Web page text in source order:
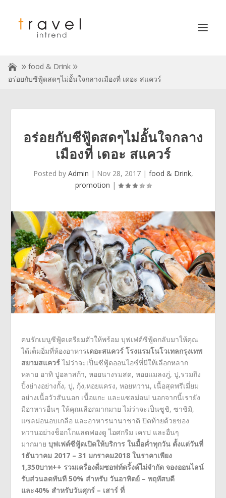
food & Drink
อร่อยกับซีฟู้ดสดๆไม่อั้นใจกลางเมืองที่ เดอะ สแควร์
อร่อยกับซีฟู้ดสดๆไม่อั้นใจกลาง
เมืองที่ เดอะ สแควร์
Posted by Admin | Nov 28, 2017| food & Drink,
promotion |
คนรักเมนูซีฟู้ดเตรียมตัวให้พร้อม บุฟเฟต์ซีฟู้ดกลับมาให้คุณ
ได้เต็มอิ่มที่ห้องอาหารเดอะสแควร์ โรงแรมโนโวเทลกรุงเทพ
สยามสแควร์ไม่ว่าจะเป็นซีฟู้ดออนไอซ์ที่มีให้เลือกหลาก
หลาย อาทิ ปูอลาสก้า, หอยนางรมสด, หอยแมลงภู่, ปู,รวมถึง
ปิ้งย่างอย่างกั้ง, ปู, กุ้ง,หอยแครง, หอยหวาน, เนื้อสุดพรีเมี่ยม
อย่างเนื้อวัวสันนอก เนื้อแกะ และแซลม่อน! นอกจากนี้เรายัง
มีอาหารอื่นๆ ให้คุณเลือกมากมาย ไม่ว่าจะเป็นซูชิ, ซาชิมิ,
แซลม่อนอบเกลือ และอาหารนานาชาติ ปิดท้ายด้วยของ
หวานอย่างช็อกโกแลตฟองดู ไอศกรีม เครป และอื่นๆ
มากมายบุฟเฟต์ซีฟู้ดเปิดให้บริการ ในมื้อค่ำทุกวัน ตั้งแต่วันที่
1ธันวาคม 2017 – 31 มกราคม2018 ในราคาเพียง
1,350บาท++ รวมเครื่องดื่มซอฟท์ดริ้งค์ไม่จำกัด จองออนไลน์
รับส่วนลดทันที 50% สำหรับ วันอาทิตย์ – พฤหัสบดี
และ40% สำหรับวันศุกร์ – เสาร์ ที่